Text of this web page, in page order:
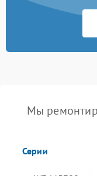
Мы
Серии